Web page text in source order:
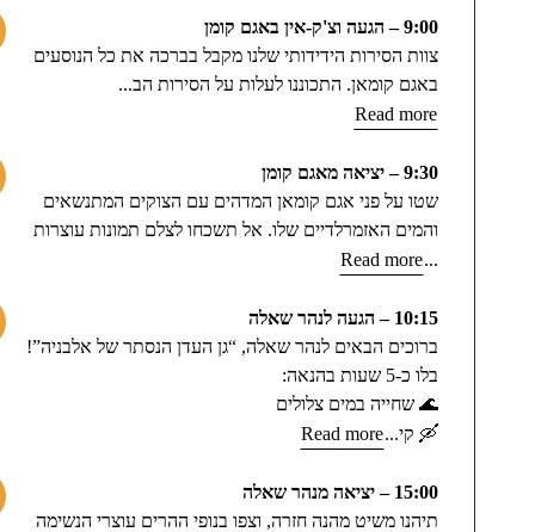
9:00 – הגעה וצ'ק-אין באגם קומן
צוות הסירות הידידותי שלנו מקבל בברכה את כל הנוסעים
באגם קומאן. התכוננו לעלות על הסירות הב...
Read more
9:30 – יציאה מאגם קומן
שטו על פני אגם קומאן המדהים עם הצוקים המתנשאים
והמים האזמרלדיים שלו. אל תשכחו לצלם תמונות עוצרות
...
Read more
10:15 – הגעה לנהר שאלה
ברוכים הבאים לנהר שאלה, “גן העדן הנסתר של אלבניה”!
בלו כ-5 שעות בהנאה:
🌊 שחייה במים צלולים
🛶 קי...Read more
15:00 – יציאה מנהר שאלה
תיהנו משיט מהנה חזרה, וצפו בנופי ההרים עוצרי הנשימה